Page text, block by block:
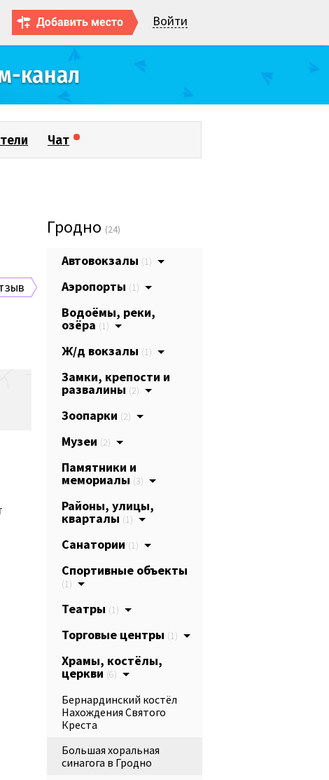
Войти
Чат
Гродно (24)
Автовокзалы (1)
Аэропорты (1)
Водоёмы, реки,
озёра (1)
Ж/д вокзалы (1)
Замки, крепости и
развалины (2)
Зоопарки (2)
Музеи (2)
Памятники и
мемориалы (3)
Районы, улицы,
кварталы (1)
Санатории (1)
Спортивные объекты
(1)
Театры (1)
Торговые центры (1)
Храмы, костёлы,
церкви (6)
Бернардинский костёл
Нахождения Святого
Креста
Большая хоральная
синагога в Гродно